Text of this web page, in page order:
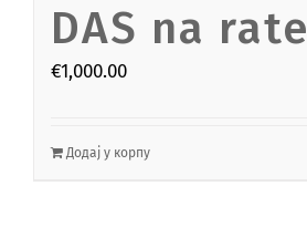
DAS na rate
€1,000.00
Додај у корпу